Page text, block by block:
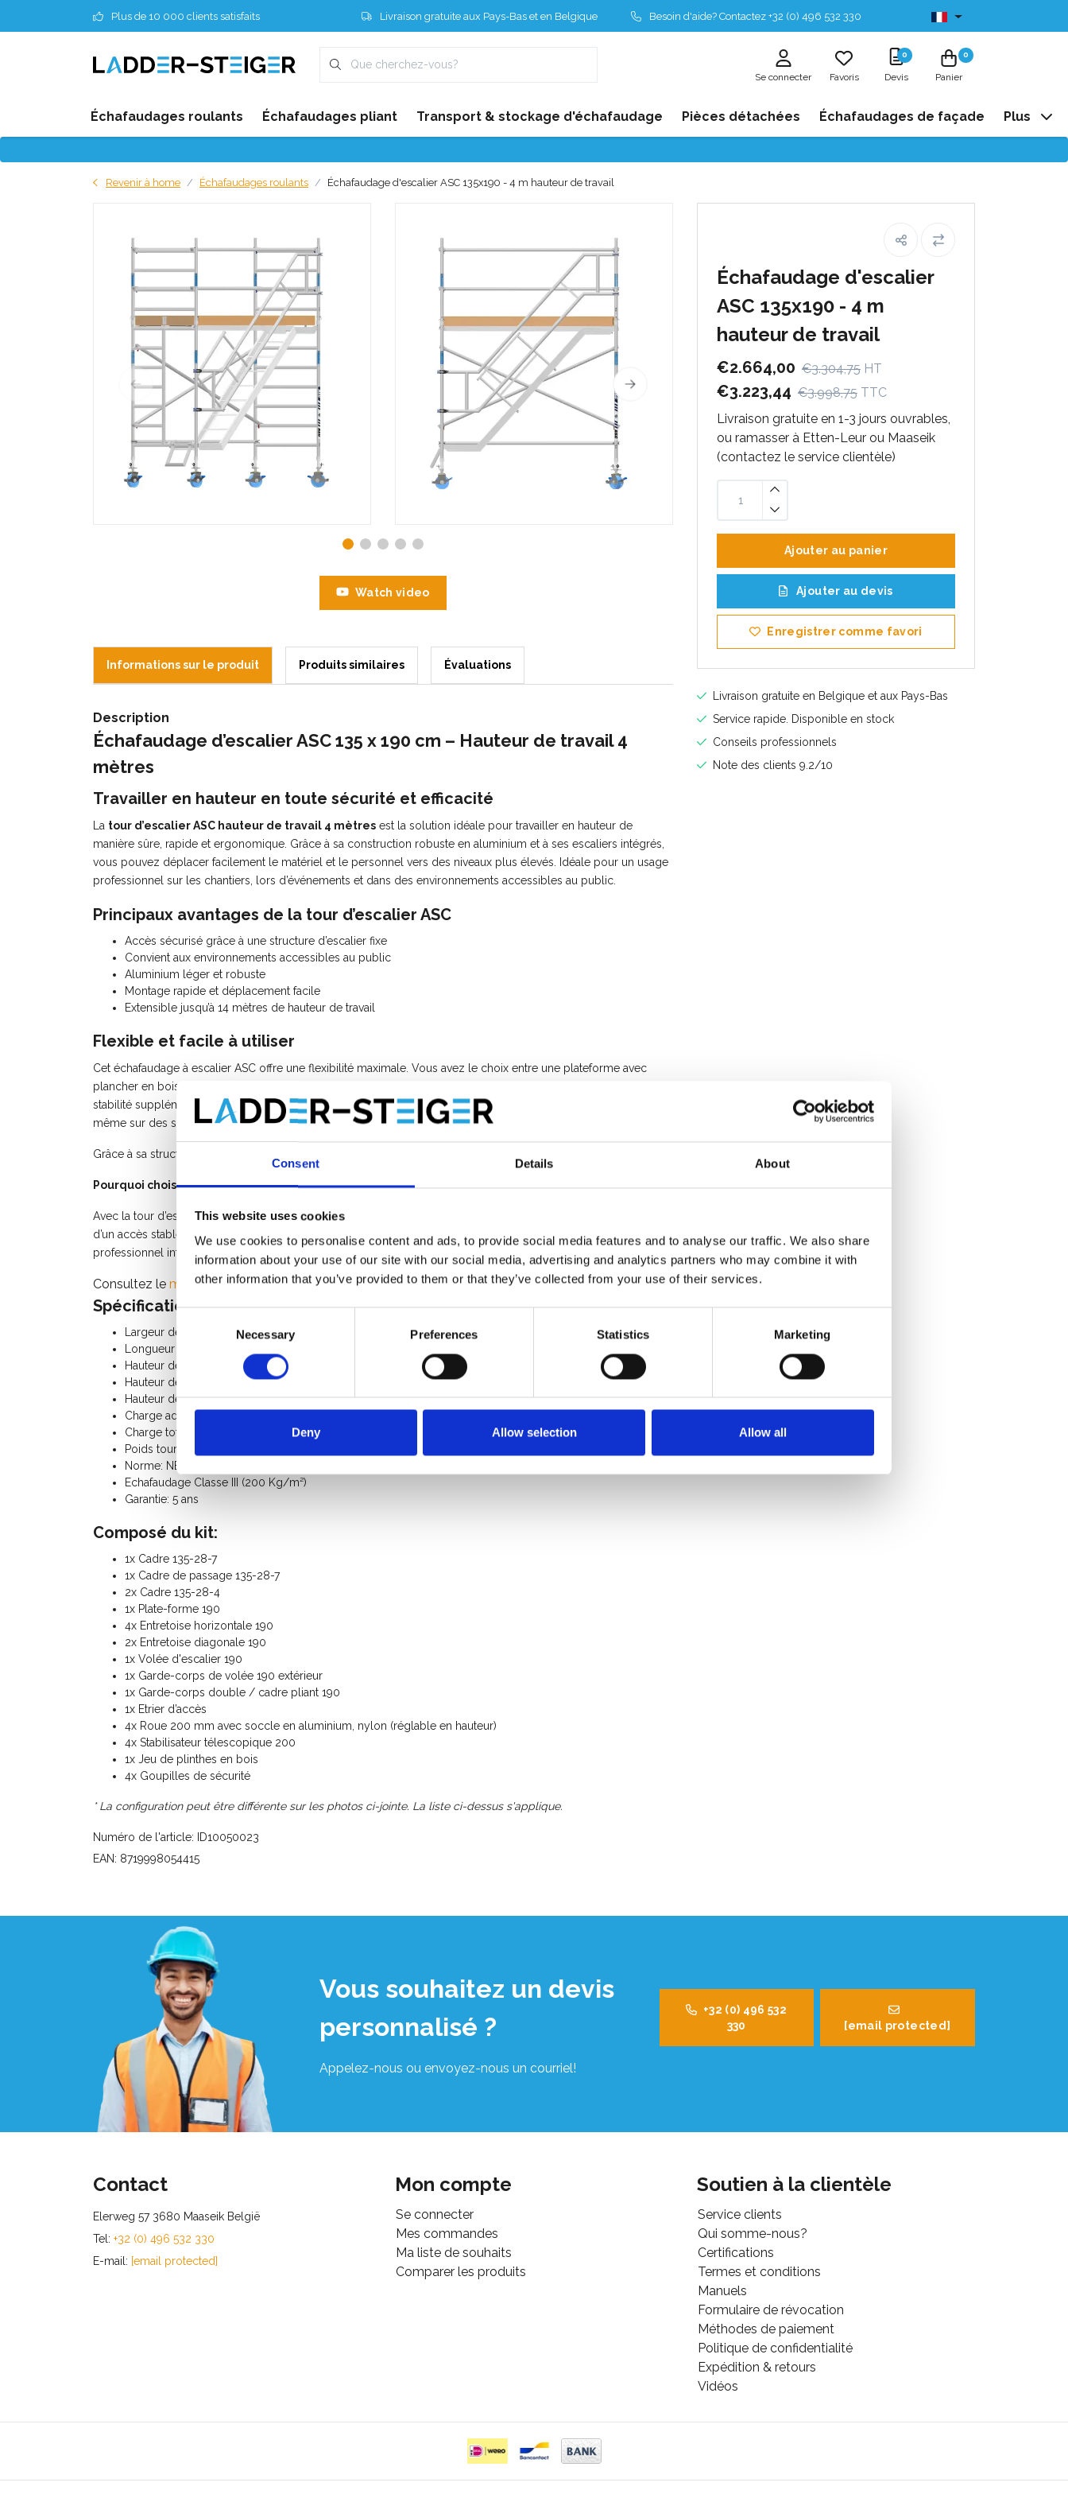
Consent Details About
This website uses cookies
We use cookies to personalise content and ads, to provide social media features and to analyse our traffic. We also share
information about your use of our site with our social media, advertising and analytics partners who may combine it with
other information that you’ve provided to them or that they’ve collected from your use of their services.
Selection
Necessary Preferences Statistics Marketing
Deny Allow selection Allow all
Plus de 10 000 clients satisfaits Livraison gratuite aux Pays-Bas et en Belgique Besoin d'aide? Contactez +32 (0) 496 532 330 Disponibles de stock
Se connecter Favoris
0
Devis
0
Panier
Échafaudages roulants Échafaudages pliant Transport & stockage d'échafaudage Pièces détachées Échafaudages de façade Plus
Revenir à home Échafaudages roulants Échafaudage d'escalier ASC 135x190 - 4 m hauteur de travail
Échafaudage d'escalier
ASC 135x190 - 4 m
hauteur de travail
€2.664,00 €3.304,75 HT
€3.223,44 €3.998,75 TTC
Livraison gratuite en 1-3 jours ouvrables,
ou ramasser à Etten-Leur ou Maaseik
(contactez le service clientèle)
Ajouter au panier
Ajouter au devis
Enregistrer comme favori
Livraison gratuite en Belgique et aux Pays-Bas
Service rapide. Disponible en stock
Conseils professionnels
Note des clients 9.2/10
Watch video
Informations sur le produit Produits similaires Évaluations
Description
Échafaudage d’escalier ASC 135 x 190 cm – Hauteur de travail 4
mètres
Travailler en hauteur en toute sécurité et efficacité
La tour d’escalier ASC hauteur de travail 4 mètres est la solution idéale pour travailler en hauteur de
manière sûre, rapide et ergonomique. Grâce à sa construction robuste en aluminium et à ses escaliers intégrés,
vous pouvez déplacer facilement le matériel et le personnel vers des niveaux plus élevés. Idéale pour un usage
professionnel sur les chantiers, lors d’événements et dans des environnements accessibles au public.
Principaux avantages de la tour d’escalier ASC
Accès sécurisé grâce à une structure d’escalier fixe
Convient aux environnements accessibles au public
Aluminium léger et robuste
Montage rapide et déplacement facile
Extensible jusqu’à 14 mètres de hauteur de travail
Flexible et facile à utiliser
Cet échafaudage à escalier ASC offre une flexibilité maximale. Vous avez le choix entre une plateforme avec
plancher en bois ou un plancher en carbone, jusqu’à 25 % plus léger. Les roues à double frein assurent une
stabilité supplémentaire et sont réglables en hauteur jusqu’à 25 cm, ce qui permet de travailler en toute sécurité
même sur des surfaces irrégulières.
Grâce à sa structure modulaire, cette tour d’escalier peut être facilement étendue.
Pourquoi choisir la tour d’escalier ASC ?
Avec la tour d’escalier ASC, vous optez pour la sécurité, la facilité d’utilisation et la durabilité. La combinaison
d’un accès stable par escalier et de matériaux de haute qualité rend cet échafaudage idéal pour un usage
professionnel intensif.
Consultez le manuel de l'échafaudage d'escalier
Spécifications:
Largeur de l'échafaudage: 1,35 m
Longueur de l'échafaudage: 1,90 m
Hauteur de travail: 4,20 m
Hauteur de la plate-forme: 2,20 m
Hauteur de l'échafaudage: 3,20 m
Charge admissible par plancher: 250 Kg
Charge totale admissible: 750 Kg
Poids tour d’escalier: 125 Kg
Norme: NEN-EN 1004, EN 1298, TÜV-GS
Echafaudage Classe III (200 Kg/m²)
Garantie: 5 ans
Composé du kit:
1x Cadre 135-28-7
1x Cadre de passage 135-28-7
2x Cadre 135-28-4
1x Plate-forme 190
4x Entretoise horizontale 190
2x Entretoise diagonale 190
1x Volée d'escalier 190
1x Garde-corps de volée 190 extérieur
1x Garde-corps double / cadre pliant 190
1x Etrier d’accès
4x Roue 200 mm avec soccle en aluminium, nylon (réglable en hauteur)
4x Stabilisateur télescopique 200
1x Jeu de plinthes en bois
4x Goupilles de sécurité
* La configuration peut être différente sur les photos ci-jointe. La liste ci-dessus s'applique.
Numéro de l'article: ID10050023
EAN: 8719998054415
Vous souhaitez un devis
personnalisé ?
Appelez-nous ou envoyez-nous un courriel!
+32 (0) 496 532
330
[email protected]
Contact
Elerweg 57 3680 Maaseik België
Tel: +32 (0) 496 532 330
E-mail: [email protected]
Mon compte
Se connecter
Mes commandes
Ma liste de souhaits
Comparer les produits
Soutien à la clientèle
Service clients
Qui somme-nous?
Certifications
Termes et conditions
Manuels
Formulaire de révocation
Méthodes de paiement
Politique de confidentialité
Expédition & retours
Vidéos